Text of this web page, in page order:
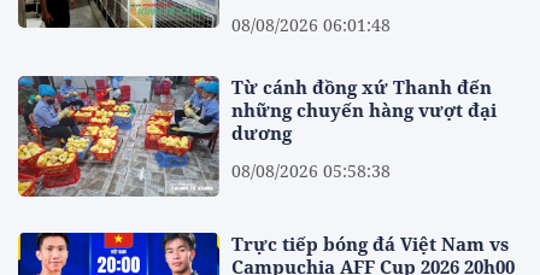
08/08/2026 06:01:48
Từ cánh đồng xứ Thanh đến
những chuyến hàng vượt đại
dương
08/08/2026 05:58:38
Trực tiếp bóng đá Việt Nam vs
Campuchia AFF Cup 2026 20h00